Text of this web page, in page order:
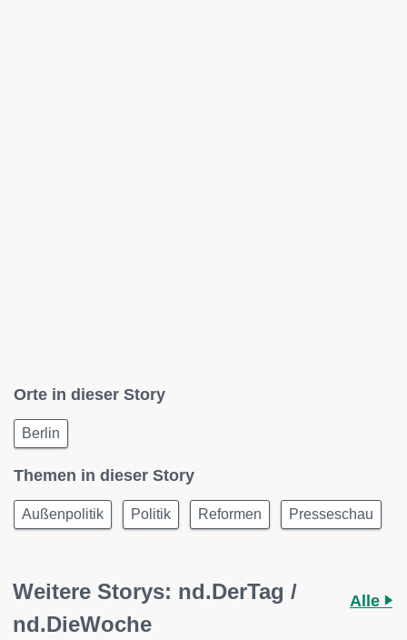
Orte in dieser Story
Berlin
Themen in dieser Story
Außenpolitik Politik Reformen Presseschau
Weitere Storys: nd.DerTag /
nd.DieWoche
Alle